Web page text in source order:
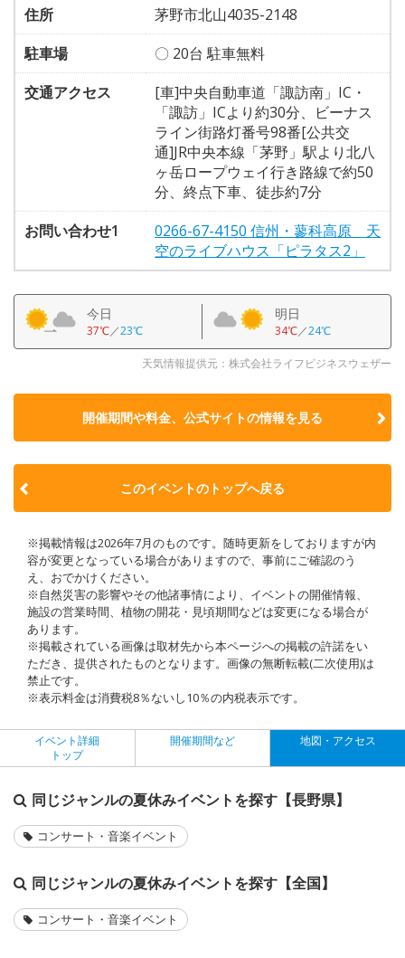
住所
茅野市北山4035-2148
駐車場
〇 20台 駐車無料
交通アクセス
[車]中央自動車道「諏訪南」IC・
「諏訪」ICより約30分、ビーナス
ライン街路灯番号98番[公共交
通]JR中央本線「茅野」駅より北八
ヶ岳ロープウェイ行き路線で約50
分、終点下車、徒歩約7分
お問い合わせ1
0266-67-4150 信州・蓼科高原 天
空のライブハウス「ピラタス2」
今日
37℃／23℃
明日
34℃／24℃
天気情報提供元：株式会社ライフビジネスウェザー
開催期間や料金、公式サイトの情報を見る
このイベントのトップへ戻る
※掲載情報は2026年7月のものです。随時更新をしておりますが内
容が変更となっている場合がありますので、事前にご確認のう
え、おでかけください。
※自然災害の影響やその他諸事情により、イベントの開催情報、
施設の営業時間、植物の開花・見頃期間などは変更になる場合が
あります。
※掲載されている画像は取材先から本ページへの掲載の許諾をい
ただき、提供されたものとなります。画像の無断転載(二次使用)は
禁止です。
※表示料金は消費税8％ないし10％の内税表示です。
イベント詳細
トップ
開催期間など 地図・アクセス
同じジャンルの夏休みイベントを探す【長野県】
コンサート・音楽イベント
同じジャンルの夏休みイベントを探す【全国】
コンサート・音楽イベント